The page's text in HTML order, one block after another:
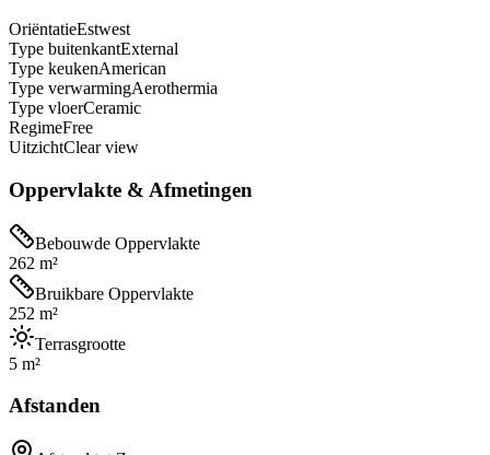
OriëntatieEstwest
Type buitenkantExternal
Type keukenAmerican
Type verwarmingAerothermia
Type vloerCeramic
RegimeFree
UitzichtClear view
Oppervlakte & Afmetingen
Bebouwde Oppervlakte
262 m²
Bruikbare Oppervlakte
252 m²
Terrasgrootte
5 m²
Afstanden